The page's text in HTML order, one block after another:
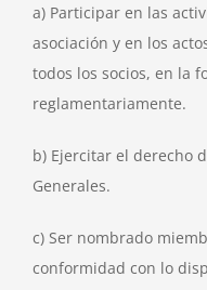
a) Participar en las
asociación y en los
todos los socios, en la
reglamentariamente.
b) Ejercitar el derecho
Generales.
c) Ser nombrado
conformidad con lo